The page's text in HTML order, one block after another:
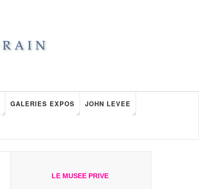
GALERIES EXPOS JOHN LEVEE
LE MUSEE PRIVE